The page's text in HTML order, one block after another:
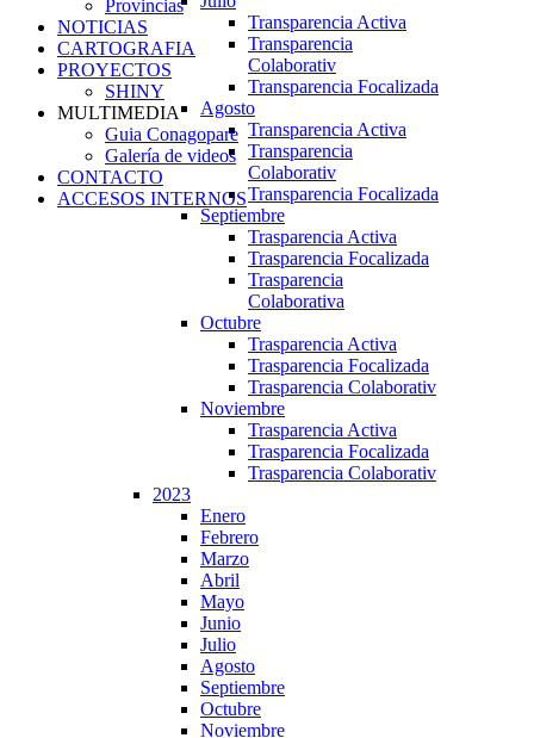
Transparencia Activa
Transparencia
Colaborativ
Transparencia Focalizada
Agosto
Transparencia Activa
Transparencia
Colaborativ
Transparencia Focalizada
Septiembre
Trasparencia Activa
Trasparencia Focalizada
Trasparencia
Colaborativa
Octubre
Trasparencia Activa
Trasparencia Focalizada
Trasparencia Colaborativ
Noviembre
Trasparencia Activa
Trasparencia Focalizada
Trasparencia Colaborativ
2023
Enero
Febrero
Marzo
Abril
Mayo
Junio
Julio
Agosto
Septiembre
Octubre
Noviembre
Provincias
NOTICIAS
CARTOGRAFIA
PROYECTOS
SHINY
MULTIMEDIA
Guia Conagopare
Galería de videos
CONTACTO
ACCESOS INTERNOS